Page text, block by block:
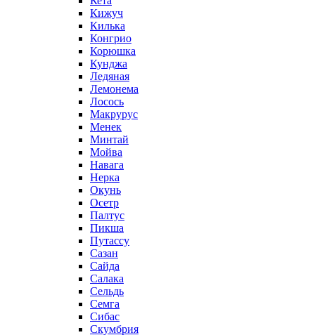
Кижуч
Килька
Конгрио
Корюшка
Кунджа
Ледяная
Лемонема
Лосось
Макрурус
Менек
Минтай
Мойва
Навага
Нерка
Окунь
Осетр
Палтус
Пикша
Путассу
Сазан
Сайда
Салака
Сельдь
Семга
Сибас
Скумбрия